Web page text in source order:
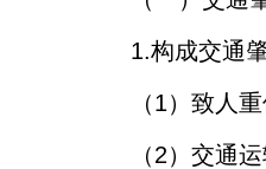
1.构成交通
（1）致人
（2）交通